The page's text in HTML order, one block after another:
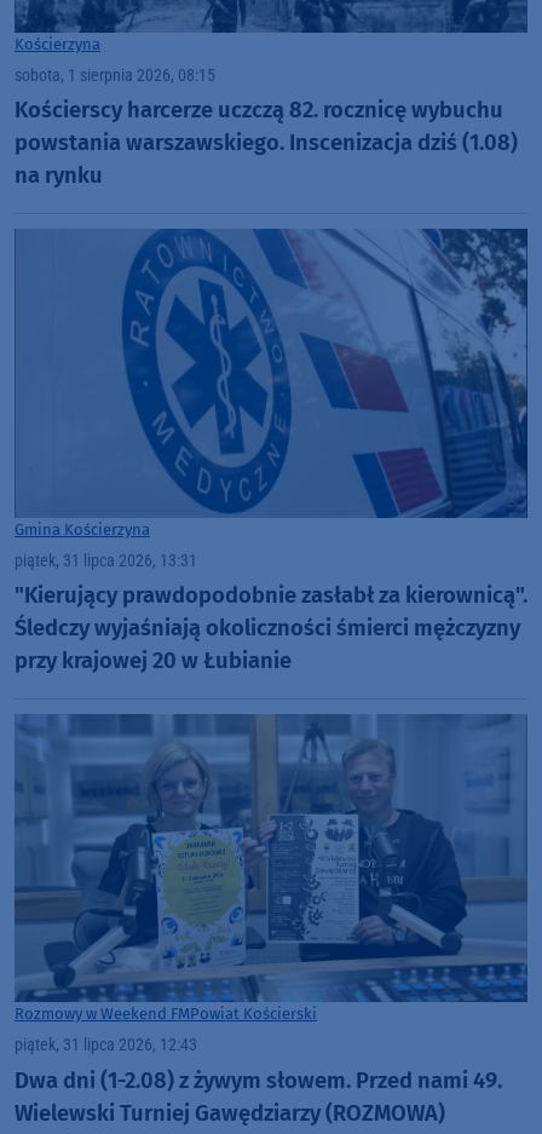
Kościerzyna
sobota, 1 sierpnia 2026, 08:15
Kościerscy harcerze uczczą 82. rocznicę wybuchu
powstania warszawskiego. Inscenizacja dziś (1.08)
na rynku
Gmina Kościerzyna
piątek, 31 lipca 2026, 13:31
"Kierujący prawdopodobnie zasłabł za kierownicą".
Śledczy wyjaśniają okoliczności śmierci mężczyzny
przy krajowej 20 w Łubianie
Rozmowy w Weekend FMPowiat Kościerski
piątek, 31 lipca 2026, 12:43
Dwa dni (1-2.08) z żywym słowem. Przed nami 49.
Wielewski Turniej Gawędziarzy (ROZMOWA)